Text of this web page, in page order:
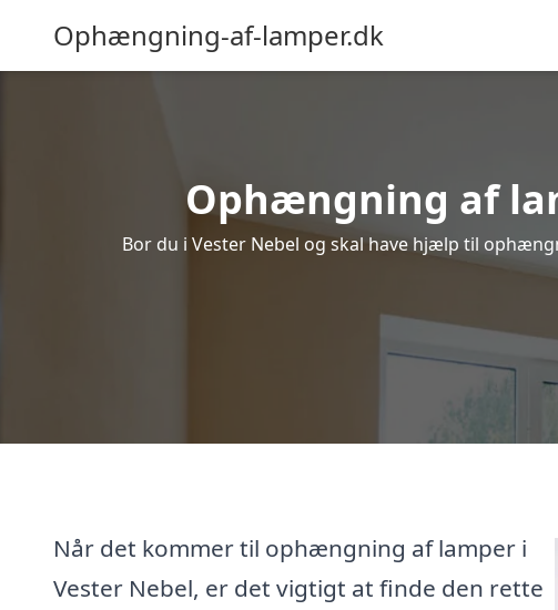
Ophængning-af-lamper.dk
Ophængning af
Bor du i Vester Nebel og skal have hjælp til
Når det kommer til ophængning af lamper i
Vester Nebel, er det vigtigt at finde den rette